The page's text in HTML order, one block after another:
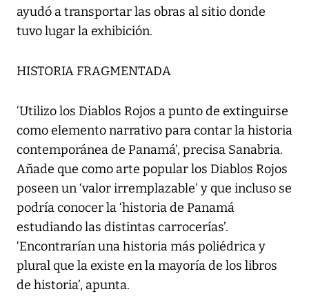
ayudó a transportar las obras al sitio donde
tuvo lugar la exhibición.
HISTORIA FRAGMENTADA
‘Utilizo los Diablos Rojos a punto de extinguirse
como elemento narrativo para contar la historia
contemporánea de Panamá’, precisa Sanabria.
Añade que como arte popular los Diablos Rojos
poseen un ‘valor irremplazable’ y que incluso se
podría conocer la ‘historia de Panamá
estudiando las distintas carrocerías’.
‘Encontrarían una historia más poliédrica y
plural que la existe en la mayoría de los libros
de historia’, apunta.